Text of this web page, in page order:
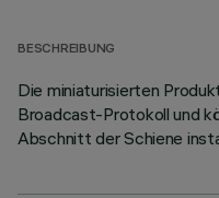
BESCHREIBUNG
Die miniaturisierten
Broadcast-Protokoll und
Abschnitt der Schiene